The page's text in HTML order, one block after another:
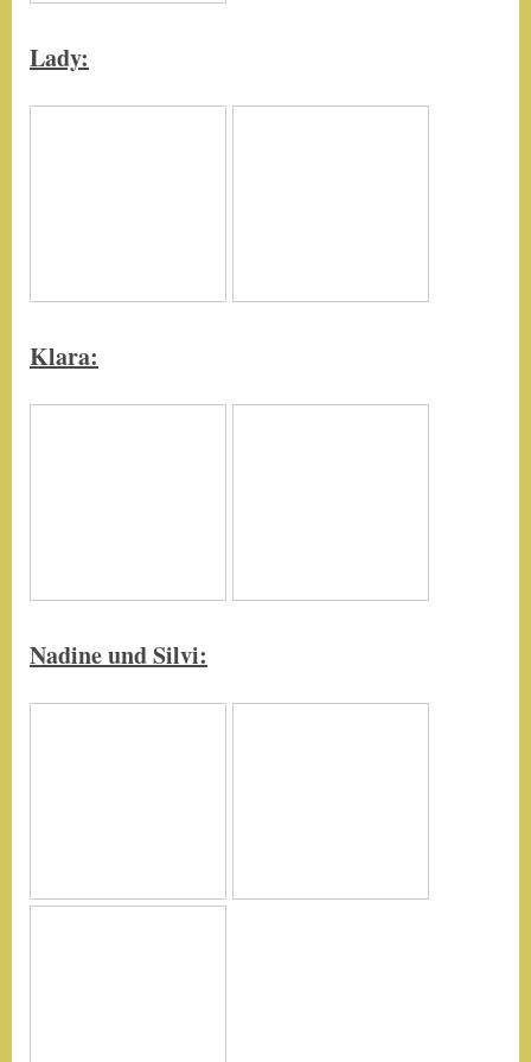
Lady:
Klara:
Nadine und Silvi: